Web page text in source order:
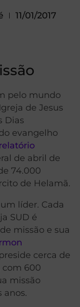
11/01/2017
pelo mundo
de Jesus
Dias
evangelho
de abril de
74.000
de Helamã.
líder. Cada
SUD é
missão e sua
cerca de
com 600
missão
anos.